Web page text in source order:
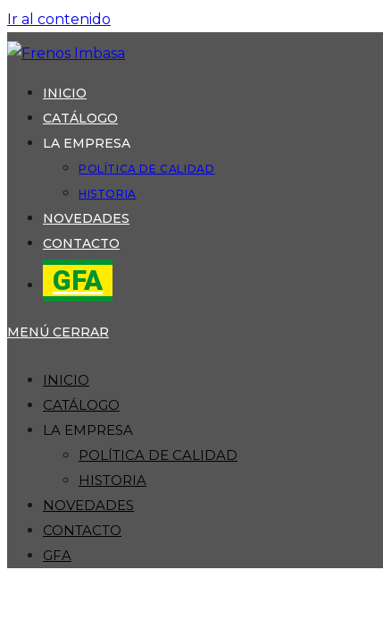
Ir al contenido
INICIO
CATÁLOGO
LA EMPRESA
POLÍTICA DE CALIDAD
HISTORIA
NOVEDADES
CONTACTO
GFA
MENÚ CERRAR
INICIO
CATÁLOGO
LA EMPRESA
POLÍTICA DE CALIDAD
HISTORIA
NOVEDADES
CONTACTO
GFA